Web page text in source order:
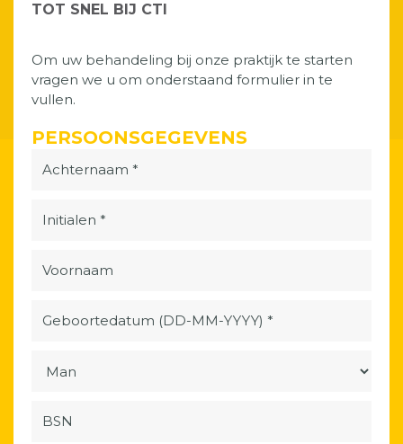
TOT SNEL BIJ CTI
Om uw behandeling bij onze praktijk te starten
vragen we u om onderstaand formulier in te
vullen.
PERSOONSGEGEVENS